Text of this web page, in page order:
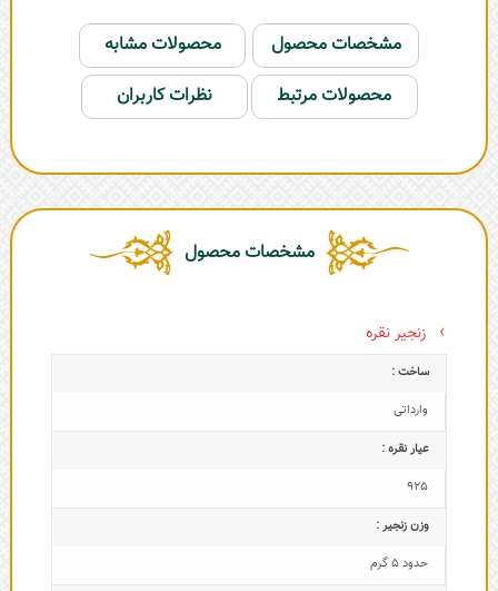
مشخصات محصول
محصولات مشابه
محصولات مرتبط
نظرات کاربران
مشخصات محصول
زنجیر نقره
ساخت :
وارداتی
عیار نقره :
925
وزن زنجیر :
حدود 5 گرم